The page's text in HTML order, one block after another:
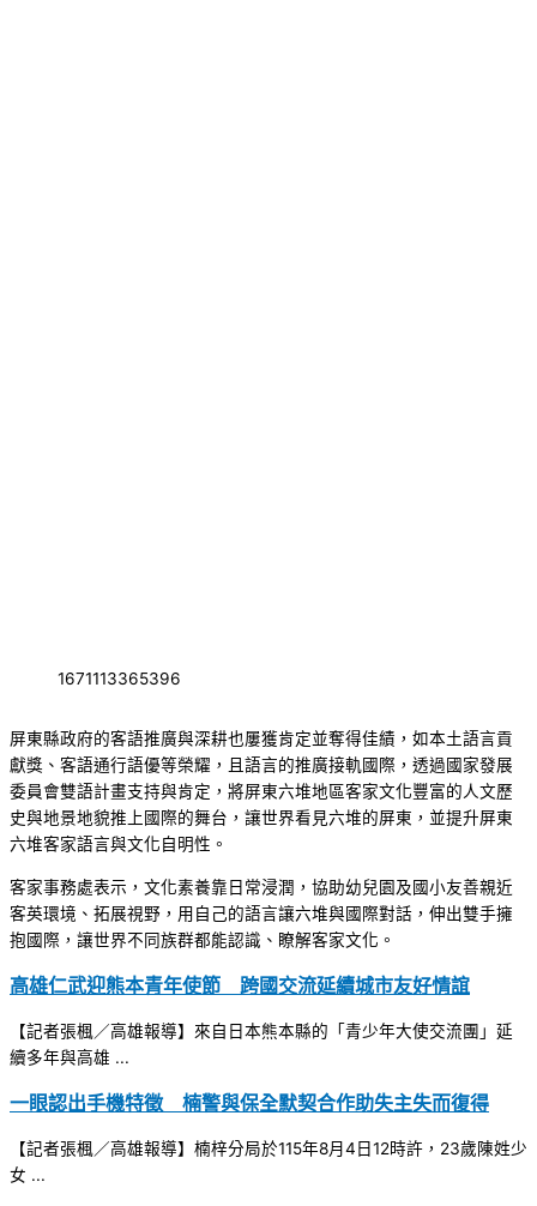
1671113365396
屏東縣政府的客語推廣與深耕也屢獲肯定並奪得佳績，如本土語言貢
獻獎、客語通行語優等榮耀，且語言的推廣接軌國際，透過國家發展
委員會雙語計畫支持與肯定，將屏東六堆地區客家文化豐富的人文歷
史與地景地貌推上國際的舞台，讓世界看見六堆的屏東，並提升屏東
六堆客家語言與文化自明性。
客家事務處表示，文化素養靠日常浸潤，協助幼兒園及國小友善親近
客英環境、拓展視野，用自己的語言讓六堆與國際對話，伸出雙手擁
抱國際，讓世界不同族群都能認識、瞭解客家文化。
高雄仁武迎熊本青年使節 跨國交流延續城市友好情誼
【記者張楓／高雄報導】來自日本熊本縣的「青少年大使交流團」延
續多年與高雄 ...
一眼認出手機特徵 楠警與保全默契合作助失主失而復得
【記者張楓／高雄報導】楠梓分局於115年8月4日12時許，23歲陳姓少
女 ...